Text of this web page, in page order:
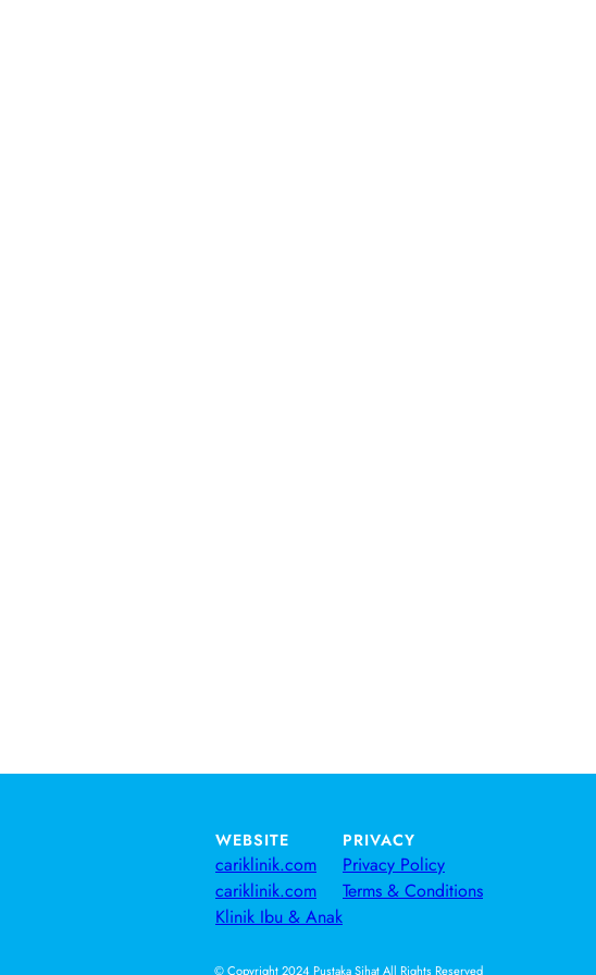
WEBSITE
cariklinik.com
cariklinik.com
Klinik Ibu & Anak
PRIVACY
Privacy Policy
Terms & Conditions
© Copyright 2024 Pustaka Sihat All Rights Reserved